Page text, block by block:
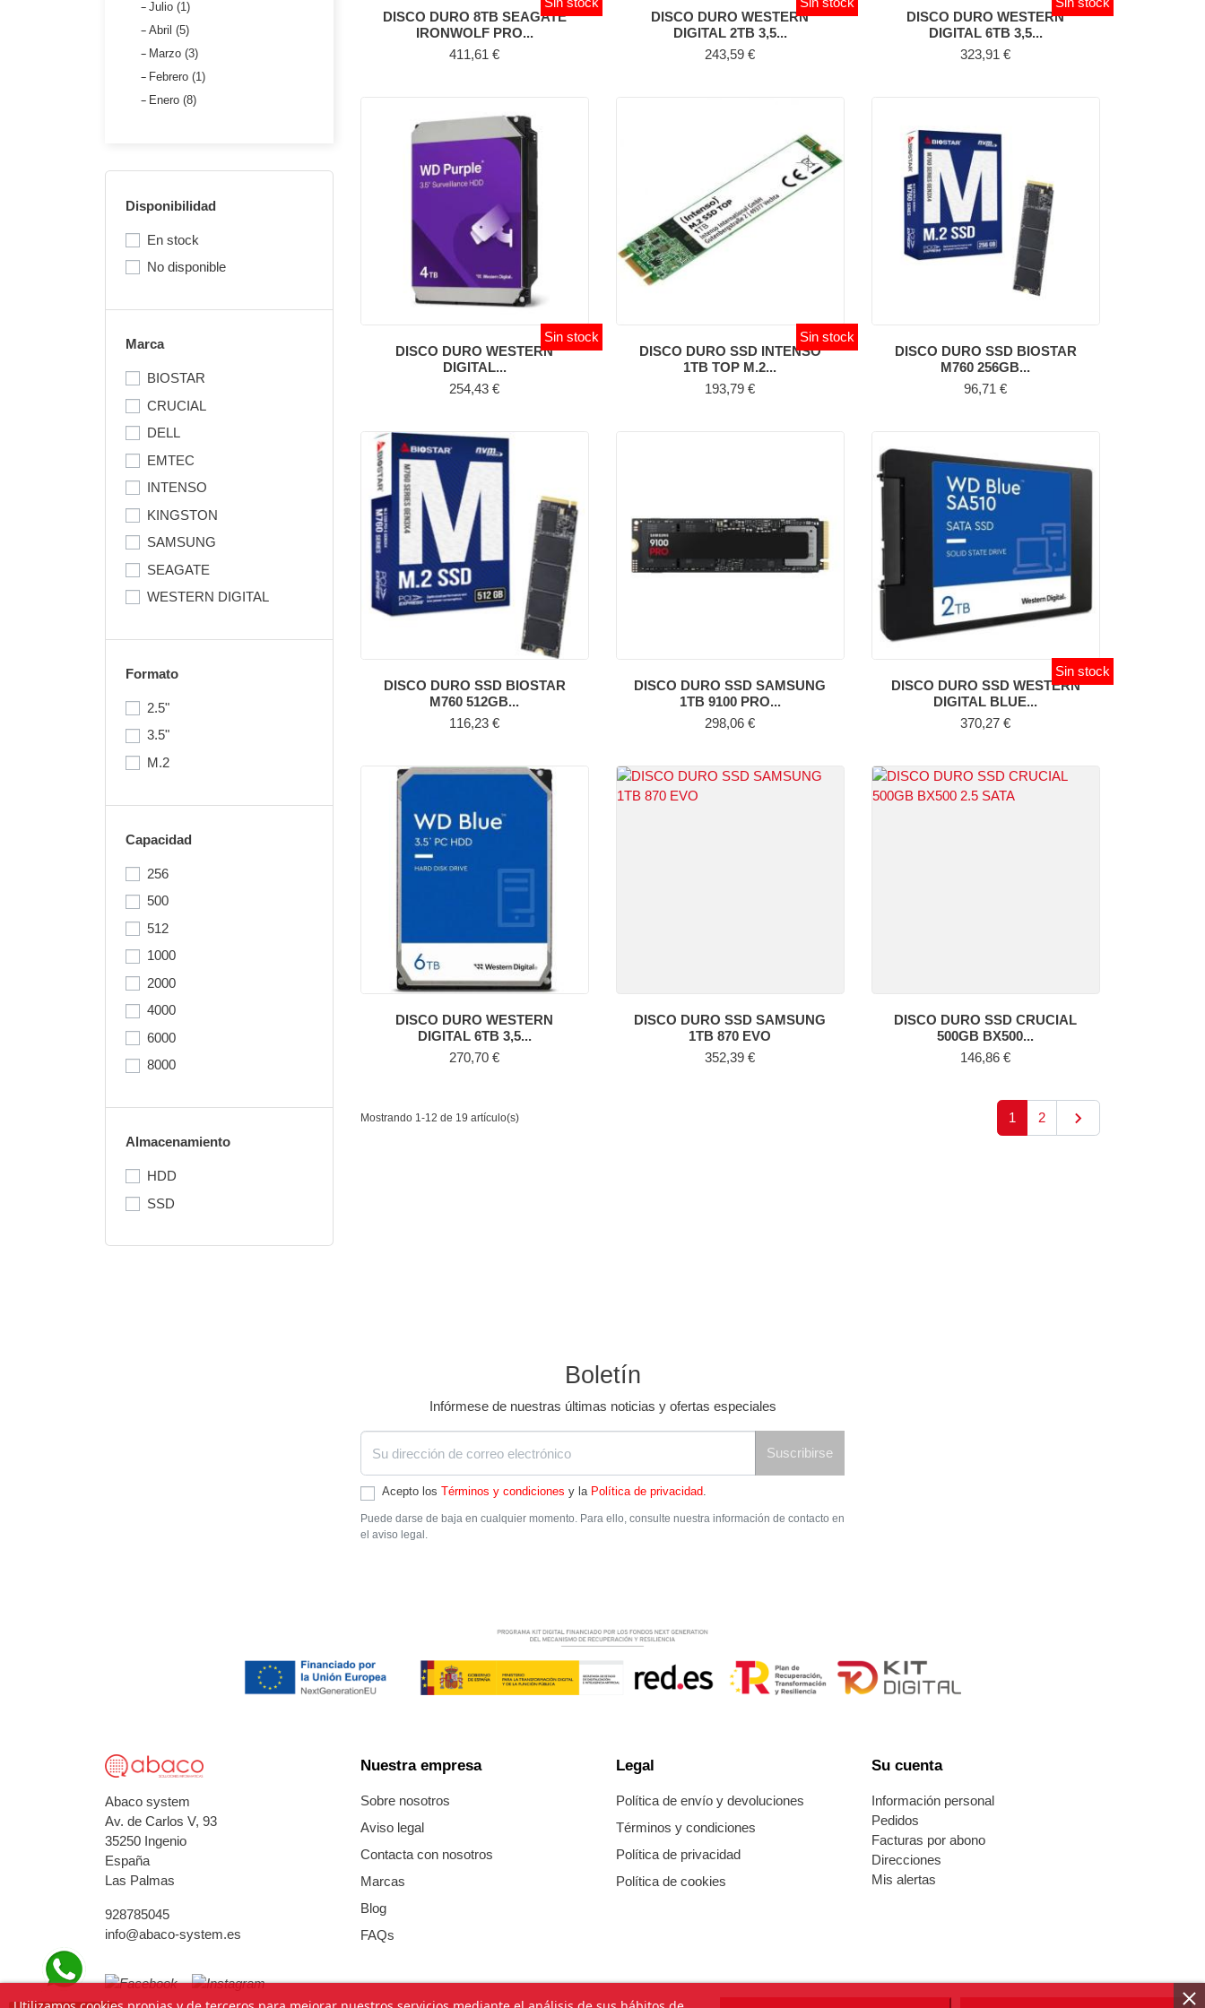
Julio (1)
Abril (5)
Marzo (3)
Febrero (1)
Enero (8)
Disponibilidad
En stock
No disponible
Marca
BIOSTAR
CRUCIAL
DELL
EMTEC
INTENSO
KINGSTON
SAMSUNG
SEAGATE
WESTERN DIGITAL
Formato
2.5"
3.5"
M.2
Capacidad
256
500
512
1000
2000
4000
6000
8000
Almacenamiento
HDD
SSD
DISCO DURO 8TB SEAGATE
IRONWOLF PRO...
Precio
411,61 €
DISCO DURO WESTERN
DIGITAL 2TB 3,5...
Precio
243,59 €
DISCO DURO WESTERN
DIGITAL 6TB 3,5...
Precio
323,91 €
DISCO DURO WESTERN
DIGITAL...
Sin stock
Precio
254,43 €
DISCO DURO SSD INTENSO
1TB TOP M.2...
Sin stock
Precio
193,79 €
DISCO DURO SSD BIOSTAR
M760 256GB...
Precio
96,71 €
DISCO DURO SSD BIOSTAR
M760 512GB...
Precio
116,23 €
DISCO DURO SSD SAMSUNG
1TB 9100 PRO...
Precio
298,06 €
DISCO DURO SSD WESTERN
DIGITAL BLUE...
Sin stock
Precio
370,27 €
DISCO DURO WESTERN
DIGITAL 6TB 3,5...
Precio
270,70 €
DISCO DURO SSD SAMSUNG
1TB 870 EVO
Precio
352,39 €
DISCO DURO SSD CRUCIAL
500GB BX500...
Precio
146,86 €
Mostrando 1-12 de 19 artículo(s) 1 2 Siguiente

Boletín
Infórmese de nuestras últimas noticias y ofertas especiales
Suscribirse
Acepto los Términos y condiciones y la Política de privacidad.
Puede darse de baja en cualquier momento. Para ello, consulte nuestra información de contacto en
el aviso legal.
Abaco system
Av. de Carlos V, 93
35250 Ingenio
España
Las Palmas
928785045
info@abaco-system.es
Nuestra empresa
Sobre nosotros
Aviso legal
Contacta con nosotros
Marcas
Blog
FAQs
Legal
Política de envío y devoluciones
Términos y condiciones
Política de privacidad
Política de cookies
Su cuenta
Información personal
Pedidos
Facturas por abono
Direcciones
Mis alertas